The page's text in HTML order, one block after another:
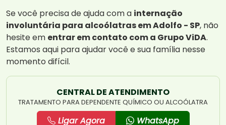
Se você precisa de ajuda com a internação
involuntária para alcoólatras em Adolfo - SP, não
hesite em entrar em contato com a Grupo ViDA.
Estamos aqui para ajudar você e sua família nesse
momento difícil.
CENTRAL DE ATENDIMENTO
TRATAMENTO PARA DEPENDENTE QUÍMICO OU ALCOÓLATRA
Ligar Agora WhatsApp